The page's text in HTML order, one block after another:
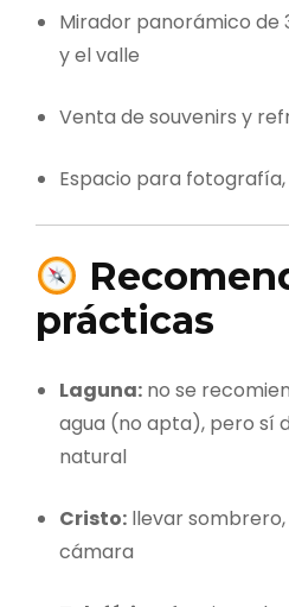
Mirador panorámico de
y el valle
Venta de souvenirs y
Espacio para
prácticas
Laguna: no se
agua (no apta), pero sí
natural
Cristo: llevar sombrero,
cámara